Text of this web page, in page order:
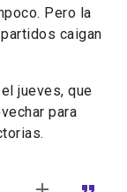
Pero la
caigan
jueves, que
para